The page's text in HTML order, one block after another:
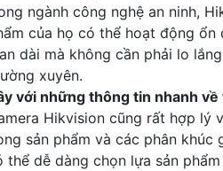
ngành công nghệ an ninh,
của họ có thể hoạt động
dài mà không cần phải lo
xuyên.
với những thông tin nhanh
Hikvision cũng rất hợp lý
sản phẩm và các phân khúc
thể dễ dàng chọn lựa sản